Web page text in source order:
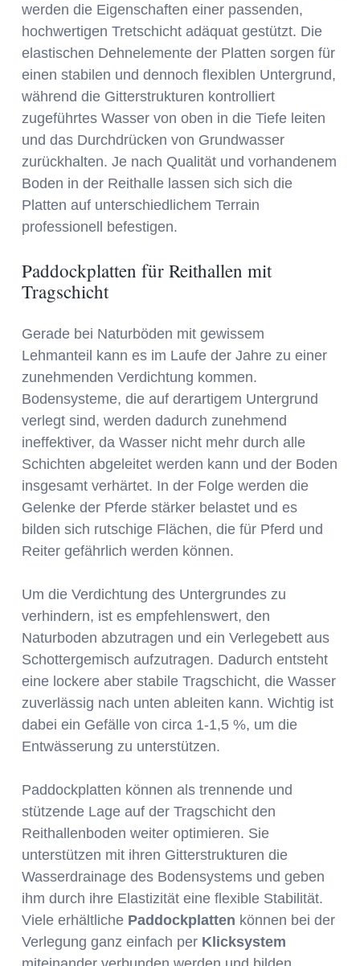
werden die Eigenschaften einer passenden,
hochwertigen Tretschicht adäquat gestützt. Die
elastischen Dehnelemente der Platten sorgen für
einen stabilen und dennoch flexiblen Untergrund,
während die Gitterstrukturen kontrolliert
zugeführtes Wasser von oben in die Tiefe leiten
und das Durchdrücken von Grundwasser
zurückhalten. Je nach Qualität und vorhandenem
Boden in der Reithalle lassen sich sich die
Platten auf unterschiedlichem Terrain
professionell befestigen.
Paddockplatten für Reithallen mit
Tragschicht
Gerade bei Naturböden mit gewissem
Lehmanteil kann es im Laufe der Jahre zu einer
zunehmenden Verdichtung kommen.
Bodensysteme, die auf derartigem Untergrund
verlegt sind, werden dadurch zunehmend
ineffektiver, da Wasser nicht mehr durch alle
Schichten abgeleitet werden kann und der Boden
insgesamt verhärtet. In der Folge werden die
Gelenke der Pferde stärker belastet und es
bilden sich rutschige Flächen, die für Pferd und
Reiter gefährlich werden können.
Um die Verdichtung des Untergrundes zu
verhindern, ist es empfehlenswert, den
Naturboden abzutragen und ein Verlegebett aus
Schottergemisch aufzutragen. Dadurch entsteht
eine lockere aber stabile Tragschicht, die Wasser
zuverlässig nach unten ableiten kann. Wichtig ist
dabei ein Gefälle von circa 1-1,5 %, um die
Entwässerung zu unterstützen.
Paddockplatten können als trennende und
stützende Lage auf der Tragschicht den
Reithallenboden weiter optimieren. Sie
unterstützen mit ihren Gitterstrukturen die
Wasserdrainage des Bodensystems und geben
ihm durch ihre Elastizität eine flexible Stabilität.
Viele erhältliche Paddockplatten können bei der
Verlegung ganz einfach per Klicksystem